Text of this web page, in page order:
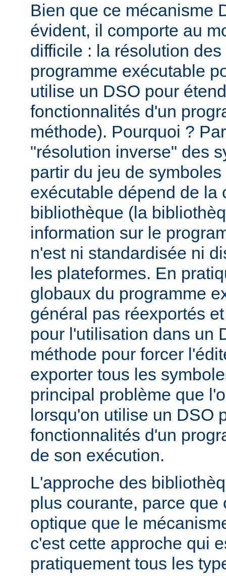
Bien que ce mécanisme
évident, il comporte au
difficile : la résolution
programme exécutable
utilise un DSO pour
fonctionnalités d'un
méthode). Pourquoi ?
"résolution inverse" des
partir du jeu de
exécutable dépend de la
bibliothèque (la
information sur le
n'est ni standardisée ni
les plateformes. En
globaux du programme
général pas réexportés
pour l'utilisation dans un
méthode pour forcer
exporter tous les
principal problème que
lorsqu'on utilise un DSO
fonctionnalités d'un
de son exécution.
L'approche des
plus courante, parce que
optique que le
c'est cette approche qui
pratiquement tous les